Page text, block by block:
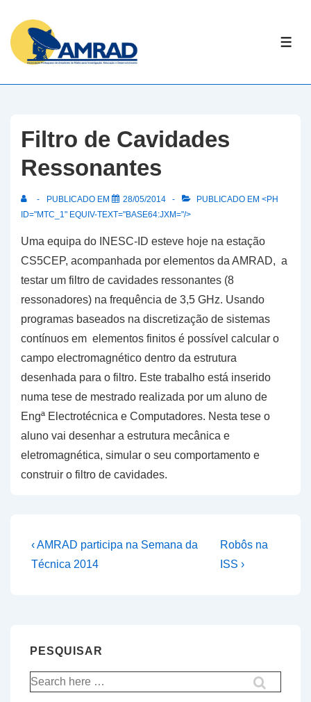
Skip
Content
Filtro de Cavidades
Ressonantes
PUBLICADO EM 28/05/2014
PUBLICADO EM <PH
ID="MTC_1" EQUIV-TEXT="BASE64:JXM="/>
Uma equipa do INESC-ID esteve hoje na estação
CS5CEP, acompanhada por elementos da AMRAD, a
testar um filtro de cavidades ressonantes (8
ressonadores) na frequência de 3,5 GHz. Usando
programas baseados na discretização de sistemas
contínuos em elementos finitos é possível calcular o
campo electromagnético dentro da estrutura
desenhada para o filtro. Este trabalho está inserido
numa tese de mestrado realizada por um aluno de
Engª Electrotécnica e Computadores. Nesta tese o
aluno vai desenhar a estrutura mecânica e
eletromagnética, simular o seu comportamento e
construir o filtro de cavidades.
Navegação
de
Previous
Post
‹ AMRAD participa na Semana da
Técnica 2014
Next
Post
Robôs na
ISS ›
PESQUISAR
Pesquisar
por: